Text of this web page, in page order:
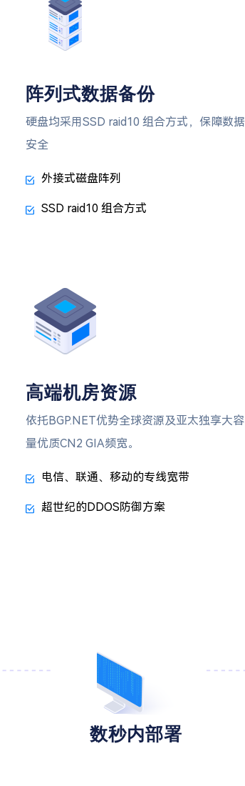
阵列式数据备份
硬盘均采用SSD raid10 组合方式，保障数据
安全
外接式磁盘阵列
SSD raid10 组合方式
高端机房资源
依托BGP.NET优势全球资源及亚太独享大容
量优质CN2 GIA频宽。
电信、联通、移动的专线宽带
超世纪的DDOS防御方案
数秒内部署